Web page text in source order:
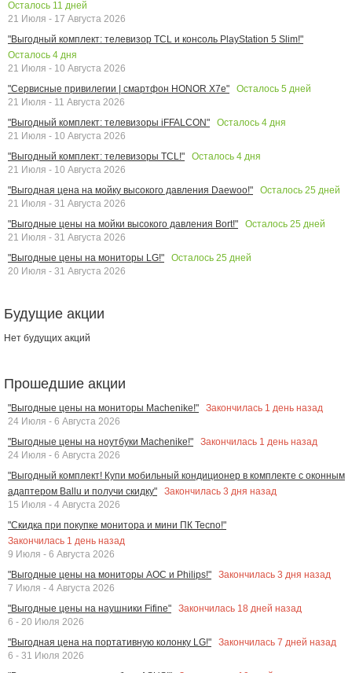
Осталось 11 дней
21 Июля - 17 Августа 2026
"Выгодный комплект: телевизор TCL и консоль PlayStation 5 Slim!"
Осталось 4 дня
21 Июля - 10 Августа 2026
"Сервисные привилегии | смартфон HONOR X7e"
Осталось 5 дней
21 Июля - 11 Августа 2026
"Выгодный комплект: телевизоры iFFALCON"
Осталось 4 дня
21 Июля - 10 Августа 2026
"Выгодный комплект: телевизоры TCL!"
Осталось 4 дня
21 Июля - 10 Августа 2026
"Выгодная цена на мойку высокого давления Daewoo!"
Осталось 25 дней
21 Июля - 31 Августа 2026
"Выгодные цены на мойки высокого давления Bort!"
Осталось 25 дней
21 Июля - 31 Августа 2026
"Выгодные цены на мониторы LG!"
Осталось 25 дней
20 Июля - 31 Августа 2026
Будущие акции
Нет будущих акций
Прошедшие акции
"Выгодные цены на мониторы Machenike!" Закончилась 1 день назад
24 Июля - 6 Августа 2026
"Выгодные цены на ноутбуки Machenike!"
Закончилась 1 день назад
24 Июля - 6 Августа 2026
"Выгодный комплект! Купи мобильный кондиционер в комплекте с оконным
адаптером Ballu и получи скидку"
Закончилась 3 дня назад
15 Июля - 4 Августа 2026
"Скидка при покупке монитора и мини ПК Tecno!"
Закончилась 1 день назад
9 Июля - 6 Августа 2026
"Выгодные цены на мониторы AOC и Philips!"
Закончилась 3 дня назад
7 Июля - 4 Августа 2026
"Выгодные цены на наушники Fifine"
Закончилась 18 дней назад
6 - 20 Июля 2026
"Выгодная цена на портативную колонку LG!"
Закончилась 7 дней назад
6 - 31 Июля 2026